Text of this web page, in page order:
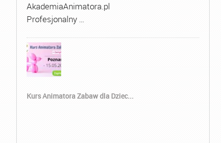
AkademiaAnimatora.pl
Profesjonalny …
Kurs Animatora Zabaw dla Dziec...